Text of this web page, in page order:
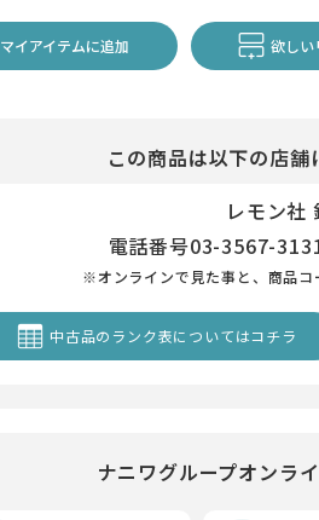
マイアイテムに追加 欲しい
この商品は以下の店
レモン社
電話番号03-3567-
※オンラインで見た事と、商品コ
中古品のランク表についてはコチラ
ナニワグループオンラ